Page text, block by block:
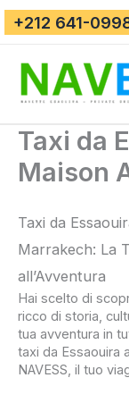
Vai
al
contenuto
+212 641-
Taxi da
Maison
Taxi da
Marrakech: La
all’Avventura
Hai scelto di
ricco di storia,
tua avventura in
taxi da Essaouira
NAVESS, il tuo